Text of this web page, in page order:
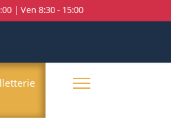
| Ven 8:30 - 15:00